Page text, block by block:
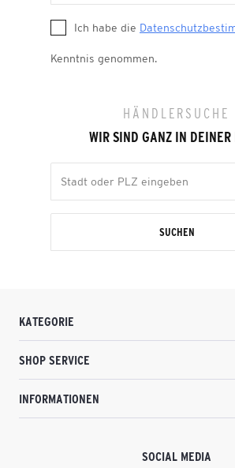
Ich habe die
Kenntnis genommen.
HÄNDLERSUCHE
WIR SIND GANZ IN DEINER
SUCHEN
KATEGORIE
SHOP SERVICE
INFORMATIONEN
SOCIAL MEDIA